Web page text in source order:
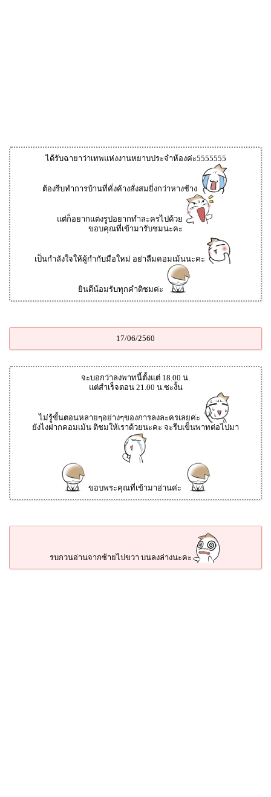
ได้รับฉายาว่าเทพแห่งงานหยาบประจำห้องค่ะ5555555
ต้องรีบทำการบ้านที่คั่งค้างสั่งสมยิ่งกว่าหางช้าง
แต่ก็อยากแต่งรูปอยากทำละครไปด้วย
ขอบคุณที่เข้ามารับชมนะคะ
เป็นกำลังใจให้ผู้กำกับมือใหม่ อย่าลืมคอมเม้นนะคะ
ยินดีน้อมรับทุกคำติชมค่ะ
17/06/2560
จะบอกว่าลงพาทนี้ตั้งแต่ 18.00 น.
แต่สำเร็จตอน 21.00 น.ซะงั้น
ไม่รู้ขั้นตอนหลายๆอย่างๆของการลงละครเลยค่ะ
ยังไงฝากคอมเม้น ติชมให้เราด้วยนะคะ จะรีบเข็นพาทต่อไปมา
ขอบพระคุณที่เข้ามาอ่านค่ะ
รบกวนอ่านจากซ้ายไปขวา บนลงล่างนะคะ